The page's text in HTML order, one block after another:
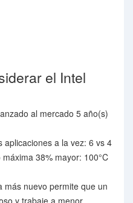
el Intel
al mercado 5 año(s)
aplicaciones a la vez: 6 vs 4
38% mayor: 100°C
más nuevo permite que un
y trabaje a menor